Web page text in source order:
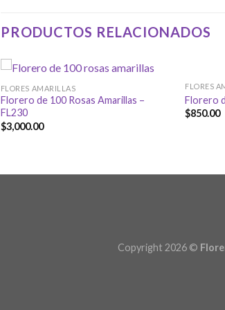
PRODUCTOS RELACIONADOS
FLORES AMARILLAS
Florero de 100 Rosas Amarillas –
FL230
$3,000.00
FLORES
Florero
$850.00
Copyright 2026 ©